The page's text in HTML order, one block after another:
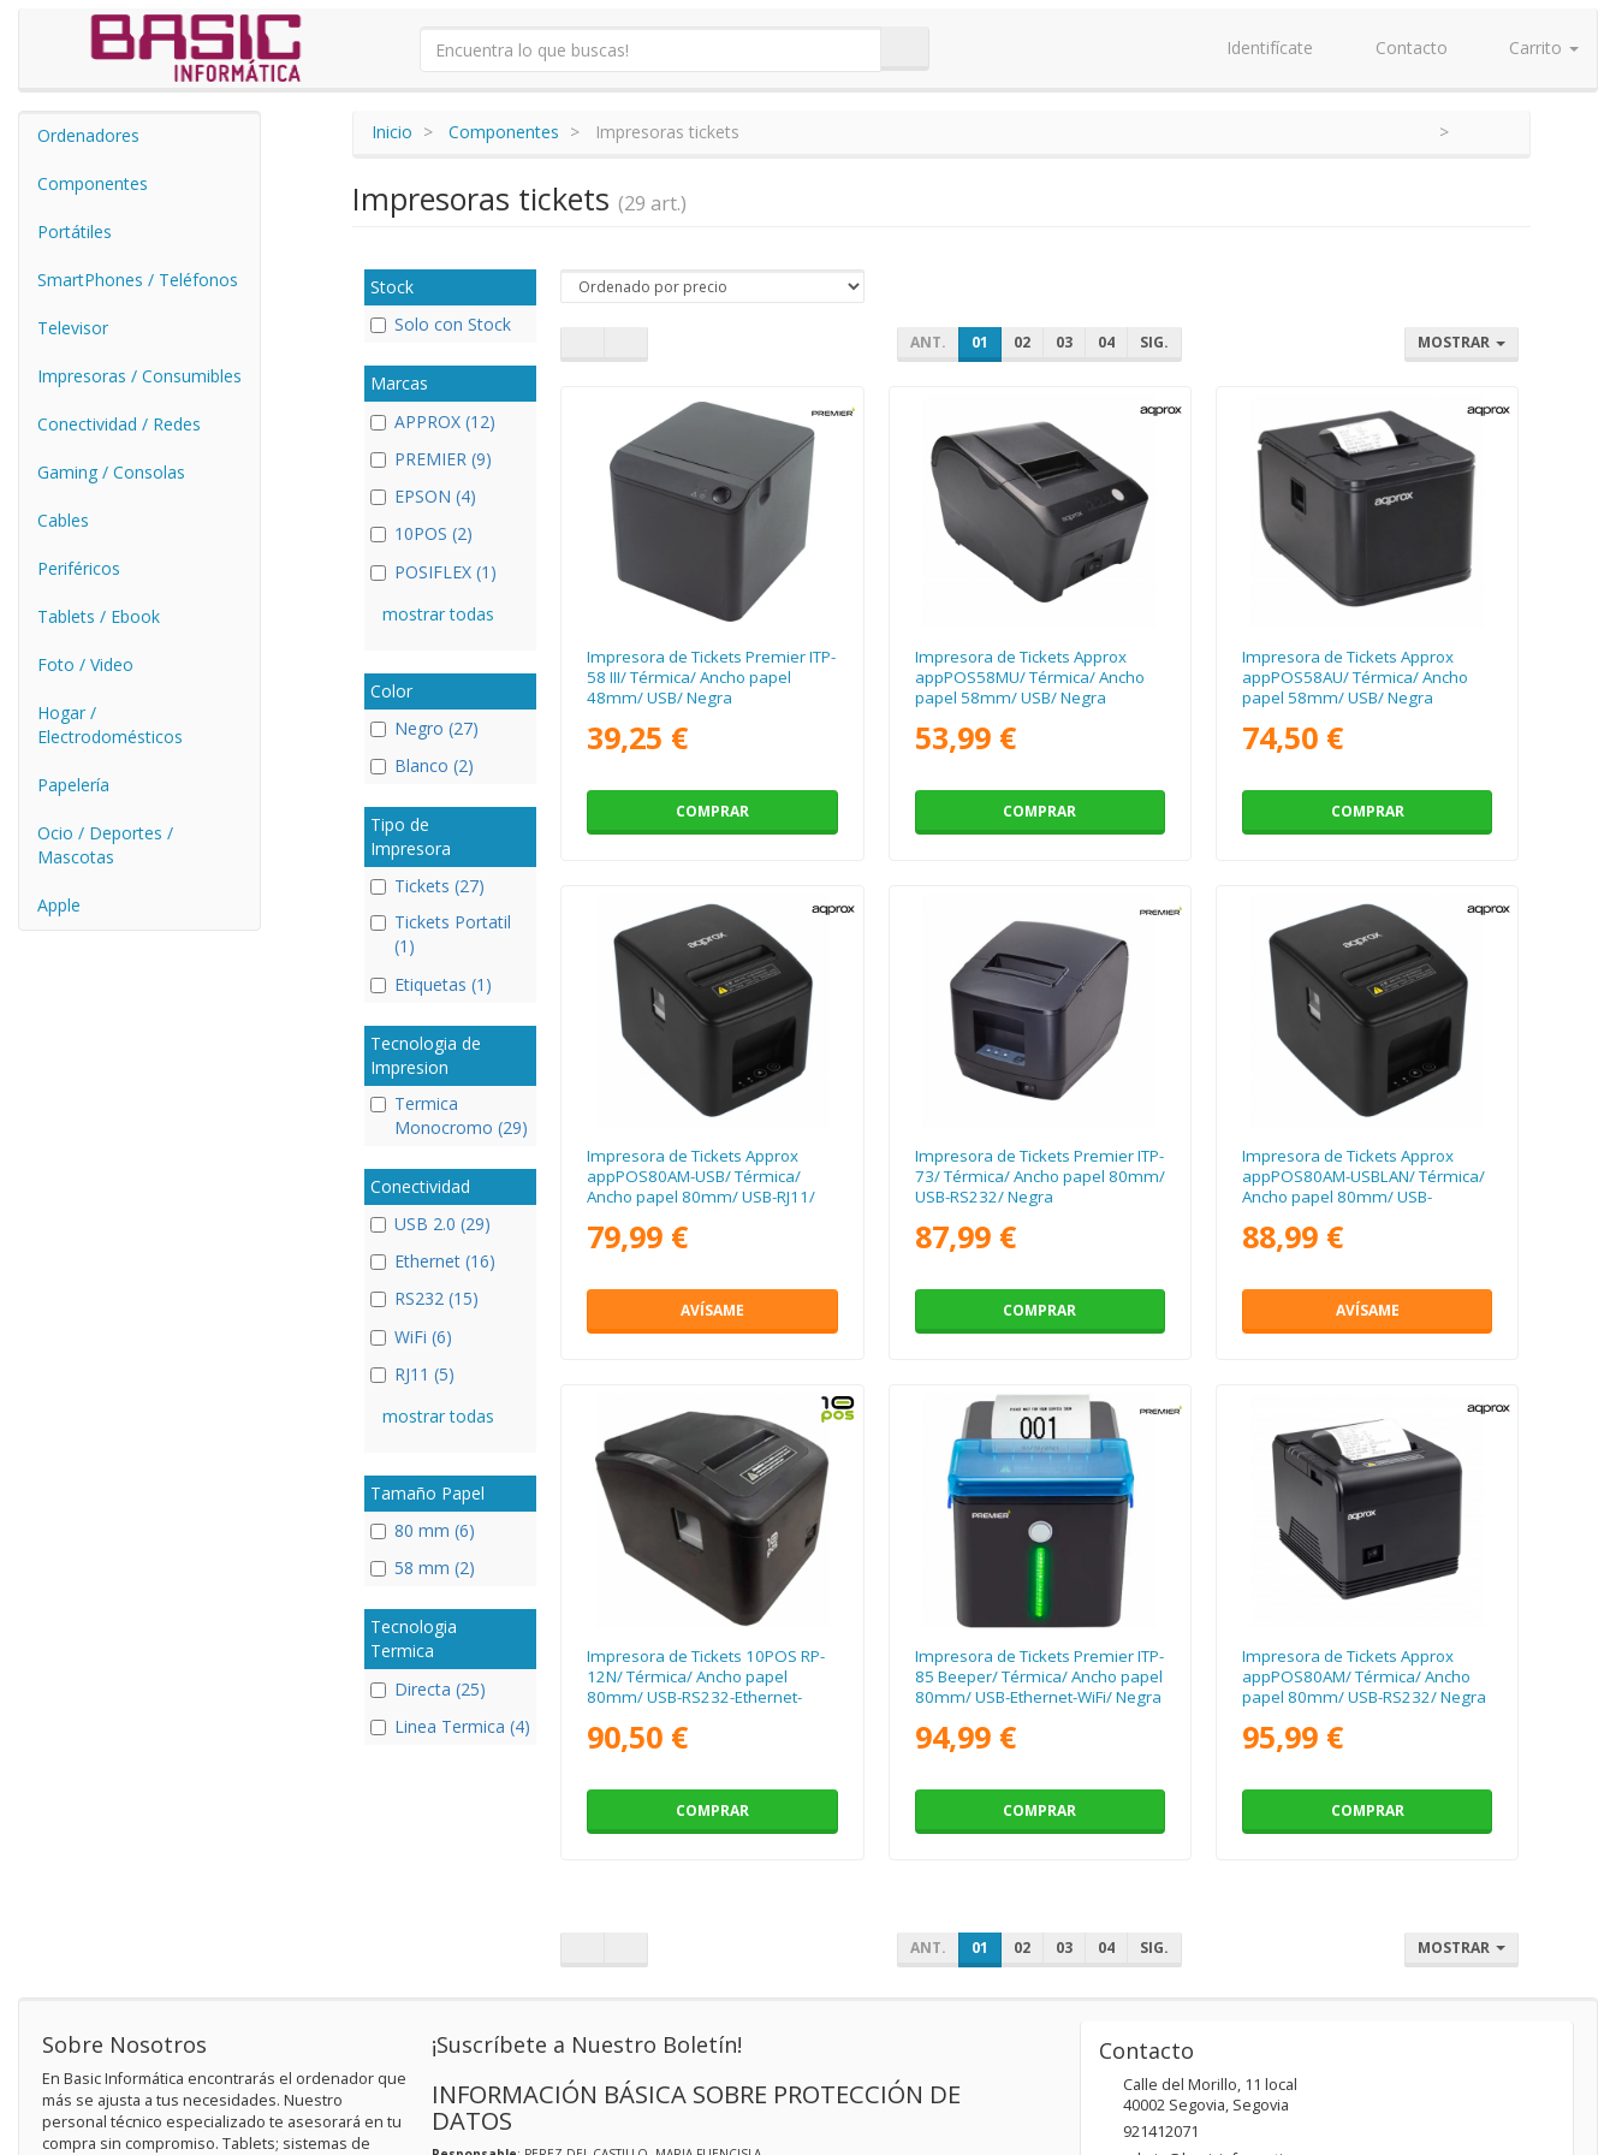
Identifícate Contacto Carrito
Ordenadores
Componentes
Portátiles
SmartPhones / Teléfonos
Televisor
Impresoras / Consumibles
Conectividad / Redes
Gaming / Consolas
Cables
Periféricos
Tablets / Ebook
Foto / Video
Hogar /
Electrodomésticos
Papelería
Ocio / Deportes /
Mascotas
Apple
Inicio Componentes Impresoras tickets
Impresoras tickets (29 art.)
Stock
Solo con Stock
Marcas
APPROX (12)
PREMIER (9)
EPSON (4)
10POS (2)
POSIFLEX (1)
mostrar todas
Color
Negro (27)
Blanco (2)
Tipo de
Impresora
Tickets (27)
Tickets Portatil
(1)
Etiquetas (1)
Tecnologia de
Impresion
Termica
Monocromo (29)
Conectividad
USB 2.0 (29)
Ethernet (16)
RS232 (15)
WiFi (6)
RJ11 (5)
mostrar todas
Tamaño Papel
80 mm (6)
58 mm (2)
Tecnologia
Termica
Directa (25)
Linea Termica (4)
ANT. 01 02 03 04 SIG. MOSTRAR
Impresora de Tickets Premier ITP-
58 III/ Térmica/ Ancho papel
48mm/ USB/ Negra
39,25 €
COMPRAR
Impresora de Tickets Approx
appPOS58MU/ Térmica/ Ancho
papel 58mm/ USB/ Negra
53,99 €
COMPRAR
Impresora de Tickets Approx
appPOS58AU/ Térmica/ Ancho
papel 58mm/ USB/ Negra
74,50 €
COMPRAR
Impresora de Tickets Approx
appPOS80AM-USB/ Térmica/
Ancho papel 80mm/ USB-RJ11/
79,99 €
AVÍSAME
Impresora de Tickets Premier ITP-
73/ Térmica/ Ancho papel 80mm/
USB-RS232/ Negra
87,99 €
COMPRAR
Impresora de Tickets Approx
appPOS80AM-USBLAN/ Térmica/
Ancho papel 80mm/ USB-
88,99 €
AVÍSAME
Impresora de Tickets 10POS RP-
12N/ Térmica/ Ancho papel
80mm/ USB-RS232-Ethernet-
90,50 €
COMPRAR
Impresora de Tickets Premier ITP-
85 Beeper/ Térmica/ Ancho papel
80mm/ USB-Ethernet-WiFi/ Negra
94,99 €
COMPRAR
Impresora de Tickets Approx
appPOS80AM/ Térmica/ Ancho
papel 80mm/ USB-RS232/ Negra
95,99 €
COMPRAR
ANT. 01 02 03 04 SIG. MOSTRAR
Sobre Nosotros
En Basic Informática encontrarás el ordenador que
más se ajusta a tus necesidades. Nuestro
personal técnico especializado te asesorará en tu
compra sin compromiso. Tablets; sistemas de
¡Suscríbete a Nuestro Boletín!
INFORMACIÓN BÁSICA SOBRE PROTECCIÓN DE
DATOS
Contacto
Calle del Morillo, 11 local
40002 Segovia, Segovia
921412071